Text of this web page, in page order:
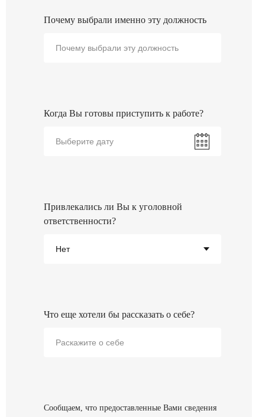
Почему выбрали именно эту должность
Когда Вы готовы приступить к работе?
Привлекались ли Вы к уголовной
ответственности?
Что еще хотели бы рассказать о себе?
Сообщаем, что предоставленные Вами сведения